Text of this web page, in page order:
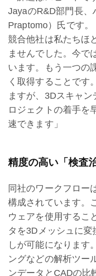
JayaのR&D部門長、
Praptomo）氏です。
競合他社は私たちほ
ませんでした。今で
います。もう一つの
く取得することです
ますが、3Dスキャ
ロジェクトの着手を
速できます」
精度の高い「検査
同社のワークフロー
構成されています。
ウェアを使用するこ
タを3Dメッシュに
しが可能になります
ングなどの解析ツー
ンデータとCADの比